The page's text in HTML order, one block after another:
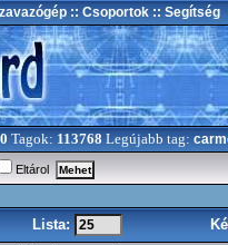
:: Csoportok :: Segítség
Tagok: 113768 Legújabb tag:
Eltárol
Lista: